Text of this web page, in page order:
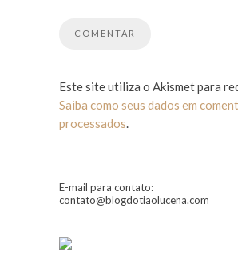
Este site utiliza o Akismet para
Saiba como seus dados em
processados.
E-mail para contato:
contato@blogdotiaolucena.com